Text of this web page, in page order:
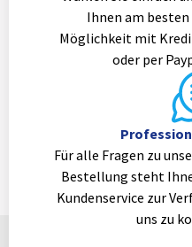
Ihnen am besten
Möglichkeit mit
oder per
Für alle Fragen zu
Bestellung steht
Kundenservice zur
uns zu